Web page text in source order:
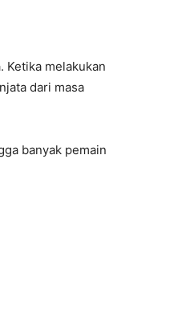
Ketika melakukan
dari masa
banyak pemain